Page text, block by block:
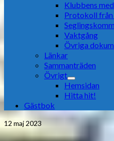
Klubbens
Protokoll från
Vaktgång
Övriga
Länkar
Sammanträden
Övrigt
Hemsidan
Hitta hit!
Gästbok
12 maj 2023